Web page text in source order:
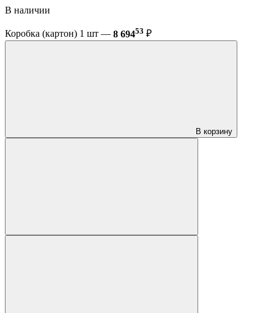
В наличии
Коробка (картон) 1 шт — 8 69453 ₽
В корзину